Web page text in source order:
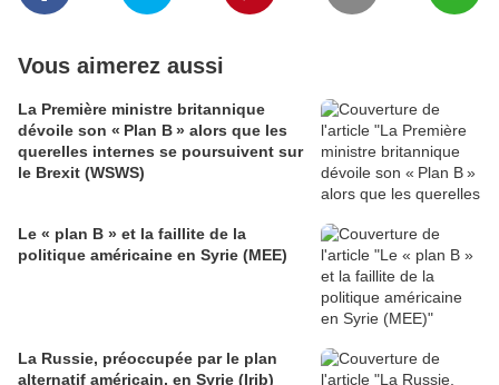
Vous aimerez aussi
La Première ministre britannique
dévoile son « Plan B » alors que les
querelles internes se poursuivent sur
le Brexit (WSWS)
Le « plan B » et la faillite de la
politique américaine en Syrie (MEE)
La Russie, préoccupée par le plan
alternatif américain, en Syrie (Irib)